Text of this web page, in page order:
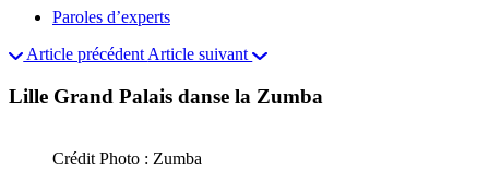
Paroles d’experts
Article précédent Article suivant
Lille Grand Palais danse la Zumba
Crédit Photo : Zumba